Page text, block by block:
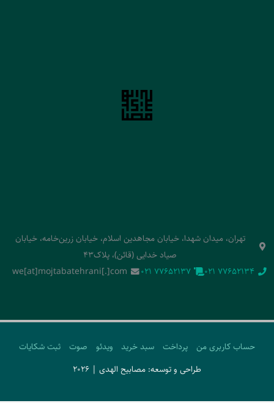
تهران، میدان شهدا، خیابان مجاهدین اسلام، خیابان زرین‌خامه، خیابان
صیاد خدایی (قائن)، پلاک43
‭021 77652134‬
‭021 77652137‬
we[at]mojtabatehrani[.]com
حساب کاربری من پرداخت سبد خرید ویدئو صوت
ثبت شکایات
طراحی و توسعه: مصابیح الهدی | 2026